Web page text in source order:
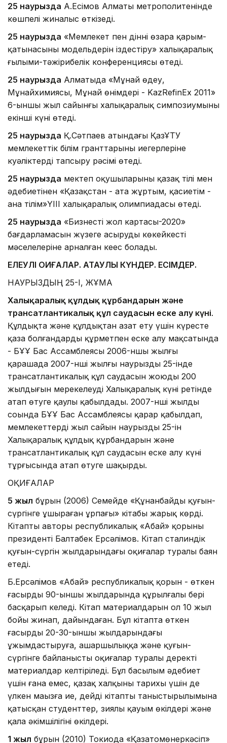
25 наурызда А.Есімов Алматы метрополитенінде
көшпелі жиналыс өткізеді.
25 наурызда «Мемлекет пен діннің өзара қарым-
қатынасының модельдерін іздестіру» халықаралық
ғылыми-тәжірибелік конференциясы өтеді.
25 наурызда Алматыда «Мұнай өңдеу,
Мұнайхимиясы, Мұнай өнімдері - KazRefinEx 2011»
6-ыншы жыл сайынғы халықаралық симпозиумының
екінші күні өтеді.
25 наурызда Қ.Сәтпаев атындағы ҚазҰТУ
мемлекеттік білім гранттарының иегерлеріне
куәліктерді тапсыру рәсімі өтеді.
25 наурызда мектеп оқушыларының қазақ тілі мен
әдебиетінен «Қазақстан - ата жұртым, қасиетім -
ана тілім»ҮІІІ халықаралық олимпиадасы өтеді.
25 наурызда «Бизнестің жол картасы-2020»
бағдарламасын жүзеге асырудың көкейкесті
мәселелеріне арналған кеңес болады.
ЕЛЕУЛІ ОҚИҒАЛАР. АТАУЛЫ КҮНДЕР. ЕСІМДЕР.
НАУРЫЗДЫҢ 25-І, ЖҰМА
Халықаралық құлдық құрбандарын және
трансатлантикалық құл саудасын еске алу күні.
Құлдықта және құлдықтан азат ету үшін күресте
қаза болғандарды құрметпен еске алу мақсатында
- БҰҰ Бас Ассамблеясы 2006-ншы жылғы
қарашада 2007-нші жылғы наурыздың 25-інде
трансатлантикалық құл саудасын жоюдың 200
жылдығын мерекелеудің Халықаралық күні ретінде
атап өтуге қаулы қабылдады. 2007-нші жылдың
соңында БҰҰ Бас Ассамблеясы қарар қабылдап,
мемлекеттерді жыл сайын наурыздың 25-ін
Халықаралық құлдық құрбандарын және
трансатлантикалық құл саудасын еске алу күні
тұрғысында атап өтуге шақырды.
ОҚИҒАЛАР
5 жыл бұрын (2006) Семейде «Құнанбайдың қуғын-
сүргінге ұшыраған ұрпағы» кітабы жарық көрді.
Кітаптың авторы республикалық «Абай» қорының
президенті Балтабек Ерсәлімов. Кітап сталиндік
қуғын-сүргін жылдарындағы оқиғалар туралы баян
етеді.
Б.Ерсәлімов «Абай» республикалық қорын - өткен
ғасырдың 90-ыншы жылдарында құрылғалы бері
басқарып келеді. Кітап материалдарын ол 10 жыл
бойы жинап, дайындаған. Бұл кітапта өткен
ғасырдың 20-30-ыншы жылдарындағы
ұжымдастыруға, ашаршылыққа және қуғын-
сүргінге байланысты оқиғалар туралы деректі
материалдар келтіріледі. Бұл басылым әдебиет
үшін ғана емес, қазақ халқының тарихы үшін де
үлкен маңызға ие, дейді кітаптың таныстырылымына
қатысқан студенттер, зиялы қауым өкілдері және
қала әкімшілігінің өкілдері.
1 жыл бұрын (2010) Токиода «Қазатомөнеркәсіп»